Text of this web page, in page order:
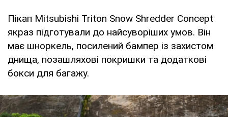
Пікап Mitsubishi Triton Snow Shredder Concept
якраз підготували до найсуворіших умов. Він
має шноркель, посилений бампер із захистом
днища, позашляхові покришки та додаткові
бокси для багажу.